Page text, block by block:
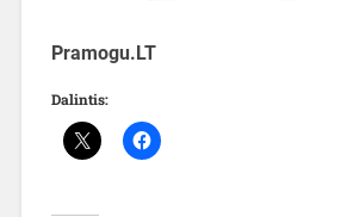
Pramogu.LT
Dalintis: